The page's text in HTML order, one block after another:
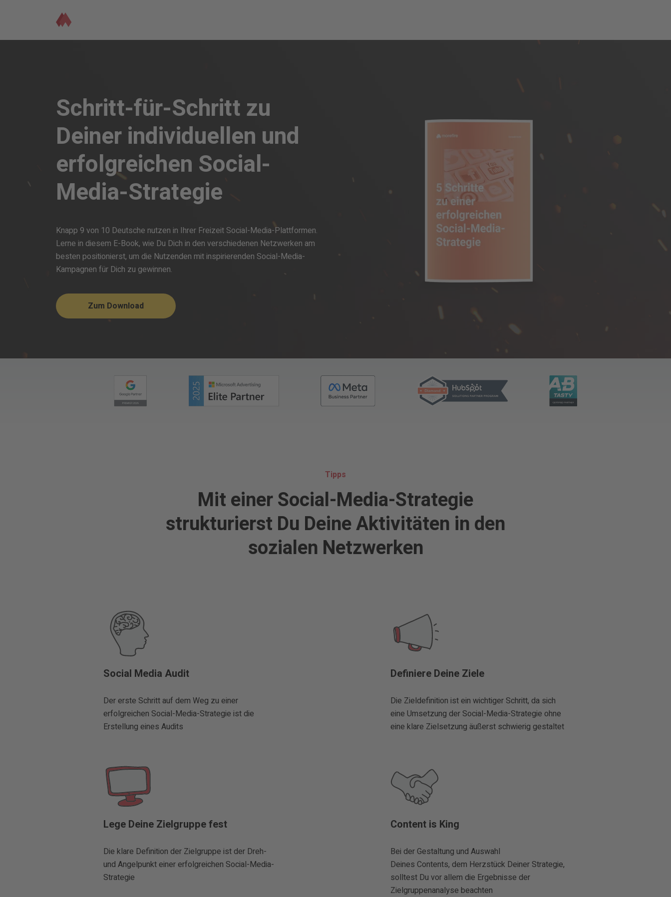
Schritt-für-Schritt zu
Deiner individuellen und
erfolgreichen Social-
Media-Strategie
Knapp 9 von 10 Deutsche nutzen in Ihrer Freizeit Social-Media-Plattformen.
Lerne in diesem E-Book, wie Du Dich in den verschiedenen Netzwerken am
besten positionierst, um die Nutzenden mit inspirierenden Social-Media-
Kampagnen für Dich zu gewinnen.
Zum Download
Tipps
Mit einer Social-Media-Strategie
strukturierst Du Deine Aktivitäten in den
sozialen Netzwerken
Social Media Audit
Der erste Schritt auf dem Weg zu einer
erfolgreichen Social-Media-Strategie ist die
Erstellung eines Audits
Definiere Deine Ziele
Die Zieldefinition ist ein wichtiger Schritt, da sich
eine Umsetzung der Social-Media-Strategie ohne
eine klare Zielsetzung äußerst schwierig gestaltet
Lege Deine Zielgruppe fest
Die klare Definition der Zielgruppe ist der Dreh-
und Angelpunkt einer erfolgreichen Social-Media-
Strategie
Content is King
Bei der Gestaltung und Auswahl
Deines Contents, dem Herzstück Deiner Strategie,
solltest Du vor allem die Ergebnisse der
Zielgruppenanalyse beachten